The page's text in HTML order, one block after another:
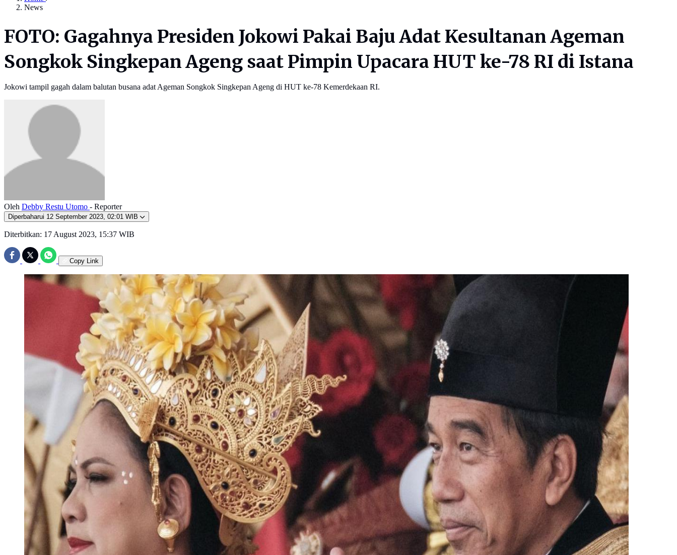
News
FOTO: Gagahnya Presiden Jokowi Pakai Baju Adat Kesultanan Ageman
Songkok Singkepan Ageng saat Pimpin Upacara HUT ke-78 RI di Istana
Jokowi tampil gagah dalam balutan busana adat Ageman Songkok Singkepan Ageng di HUT ke-78 Kemerdekaan RI.
Oleh Debby Restu Utomo - Reporter
Diperbaharui 12 September 2023, 02:01 WIB
Diterbitkan: 17 August 2023, 15:37 WIB
Copy Link